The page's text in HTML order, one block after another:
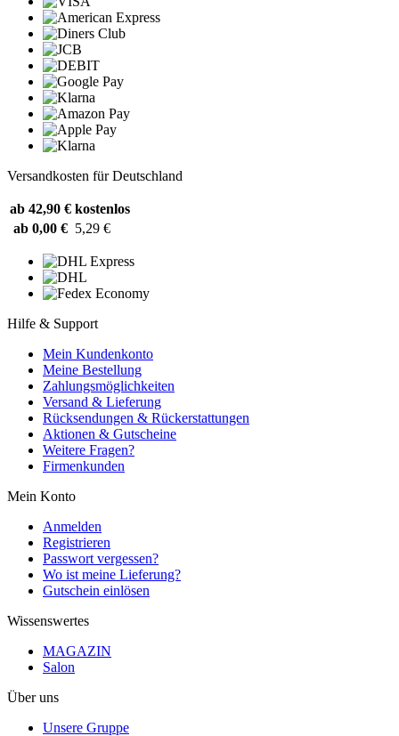
Versandkosten für Deutschland
ab 42,90 € kostenlos
ab 0,00 € 5,29 €
Hilfe & Support
Mein Kundenkonto
Meine Bestellung
Zahlungsmöglichkeiten
Versand & Lieferung
Rücksendungen & Rückerstattungen
Aktionen & Gutscheine
Weitere Fragen?
Firmenkunden
Mein Konto
Anmelden
Registrieren
Passwort vergessen?
Wo ist meine Lieferung?
Gutschein einlösen
Wissenswertes
MAGAZIN
Salon
Über uns
Unsere Gruppe